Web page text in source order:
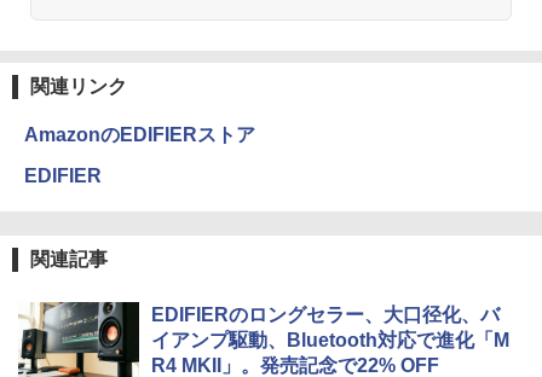
関連リンク
AmazonのEDIFIERストア
EDIFIER
関連記事
EDIFIERのロングセラー、大口径化、バ
イアンプ駆動、Bluetooth対応で進化「M
R4 MKII」。発売記念で22% OFF